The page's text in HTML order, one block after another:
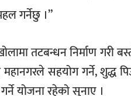
गर्नेछु ।”
तटबन्धन निर्माण गरी
महानगरले सहयोग गर्ने, शुद्ध
योजना रहेको सुनाए ।